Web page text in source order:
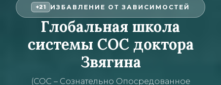
+21 ИЗБАВЛЕНИЕ ОТ ЗАВИСИМОСТЕЙ
Глобальная школа
системы СОС доктора
Звягина
(СОС – Сознательно Опосредованное